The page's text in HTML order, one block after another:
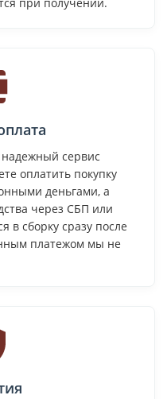
при получении.
сервис
оплатить покупку
деньгами, а
через СБП или
в сборку сразу после
платежом мы не